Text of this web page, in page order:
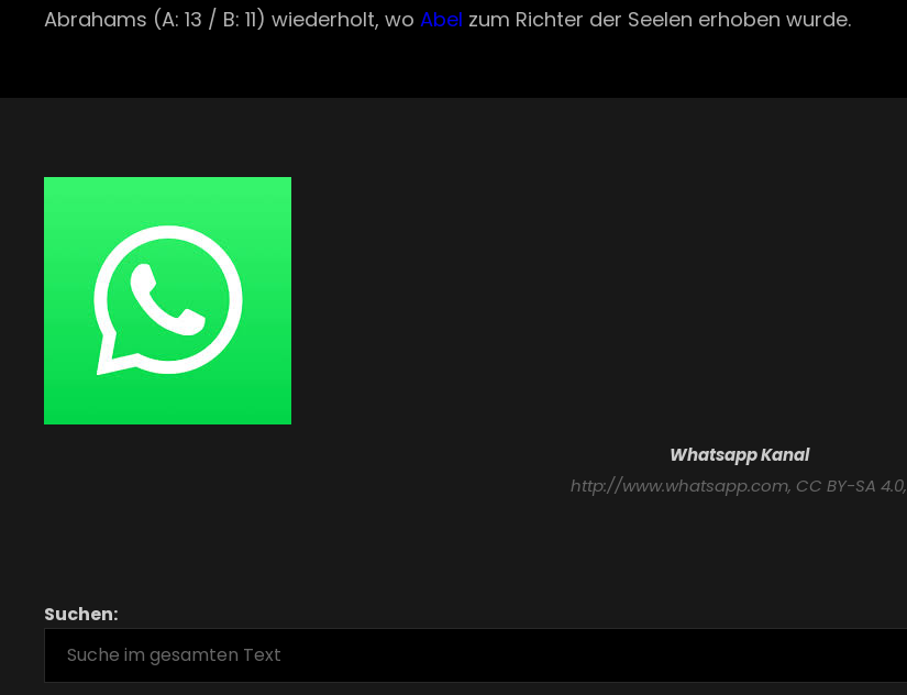
Abrahams (A: 13 / B: 11) wiederholt, wo Abel zum Richter der Seelen erhoben wurde.
Whatsapp Kanal
http://www.whatsapp.com, CC BY-SA 4.0,
Suchen: